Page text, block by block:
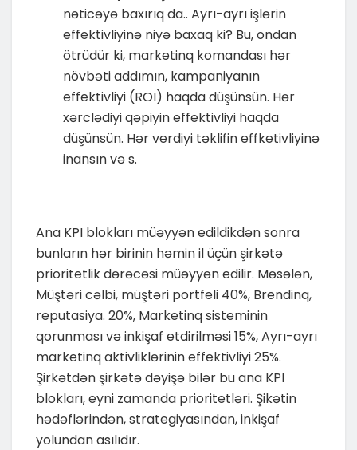
nəticəyə baxırıq da.. Ayrı-ayrı işlərin
effektivliyinə niyə baxaq ki? Bu, ondan
ötrüdür ki, marketinq komandası hər
növbəti addımın, kampaniyanın
effektivliyi (ROI) haqda düşünsün. Hər
xərclədiyi qəpiyin effektivliyi haqda
düşünsün. Hər verdiyi təklifin effketivliyinə
inansın və s.
Ana KPI blokları müəyyən edildikdən sonra
bunların hər birinin həmin il üçün şirkətə
prioritetlik dərəcəsi müəyyən edilir. Məsələn,
Müştəri cəlbi, müştəri portfeli 40%, Brendinq,
reputasiya. 20%, Marketinq sisteminin
qorunması və inkişaf etdirilməsi 15%, Ayrı-ayrı
marketinq aktivliklərinin effektivliyi 25%.
Şirkətdən şirkətə dəyişə bilər bu ana KPI
blokları, eyni zamanda prioritetləri. Şikətin
hədəflərindən, strategiyasından, inkişaf
yolundan asılıdır.